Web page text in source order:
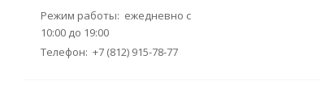
Режим работы: ежедневно с
10:00 до 19:00
Телефон: +7 (812) 915-78-77